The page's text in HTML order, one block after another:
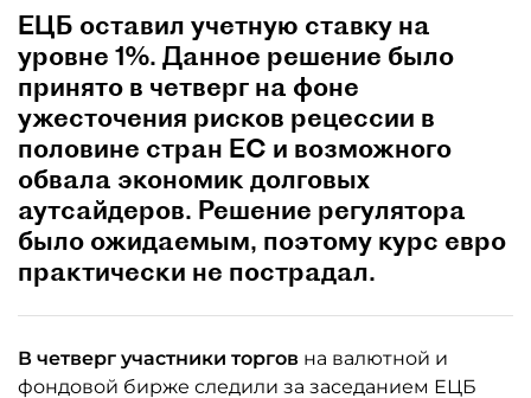
ЕЦБ оставил учетную ставку на
уровне 1%. Данное решение было
принято в четверг на фоне
ужесточения рисков рецессии в
половине стран ЕС и возможного
обвала экономик долговых
аутсайдеров. Решение регулятора
было ожидаемым, поэтому курс евро
практически не пострадал.
В четверг участники торгов на валютной и
фондовой бирже следили за заседанием ЕЦБ